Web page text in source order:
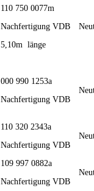
110 750 0077m
Nachfertigung VDB
5,10m länge
000 990 1253a
Nachfertigung VDB
110 320 2343a
Nachfertigung VDB
109 997 0882a
Nachfertigung VDB